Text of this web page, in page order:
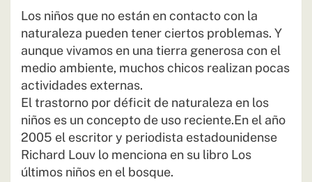
Los niños que no están en contacto con la
naturaleza pueden tener ciertos problemas. Y
aunque vivamos en una tierra generosa con el
medio ambiente, muchos chicos realizan pocas
actividades externas.
El trastorno por déficit de naturaleza en los
niños es un concepto de uso reciente.En el año
2005 el escritor y periodista estadounidense
Richard Louv lo menciona en su libro Los
últimos niños en el bosque.